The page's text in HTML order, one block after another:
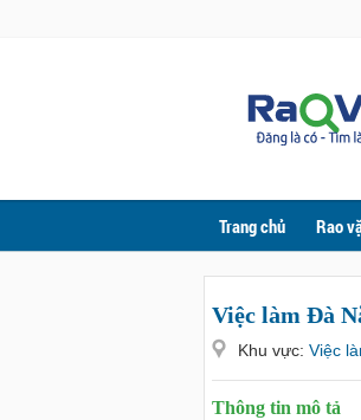
Trang chủ Rao
Việc làm Đà
Khu vực: Việc
Thông tin mô tả